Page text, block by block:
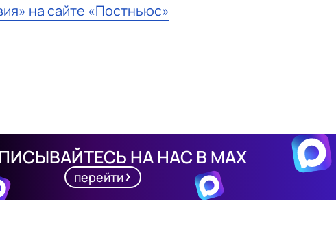
на сайте «Постньюс»
НА НАС В MAX
перейти